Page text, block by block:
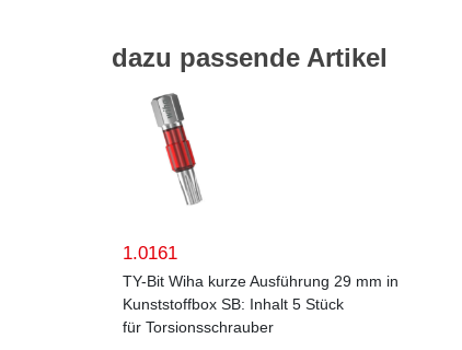
dazu passende Artikel
1.0161
TY-Bit Wiha kurze Ausführung 29 mm in
Kunststoffbox SB: Inhalt 5 Stück
für Torsionsschrauber